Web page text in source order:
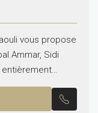
vous propose
Ammar, Sidi
entièrement